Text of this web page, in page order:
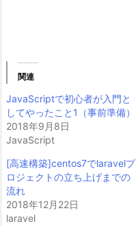
関連
JavaScriptで初心者が入門と
してやったこと1（事前準備）
2018年9月8日
JavaScript
[高速構築]centos7でlaravelプ
ロジェクトの立ち上げまでの
流れ
2018年12月22日
laravel